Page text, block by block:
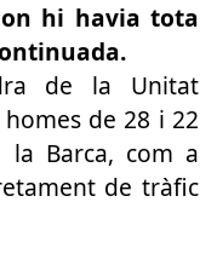
hi havia tota
de la Unitat
de 28 i 22
la Barca, com a
de tràfic